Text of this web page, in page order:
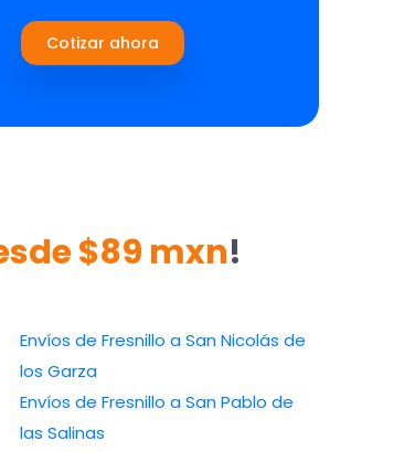
Cotizar ahora
$89 mxn!
Envíos de Fresnillo a San Nicolás de
los Garza
Envíos de Fresnillo a San Pablo de
las Salinas